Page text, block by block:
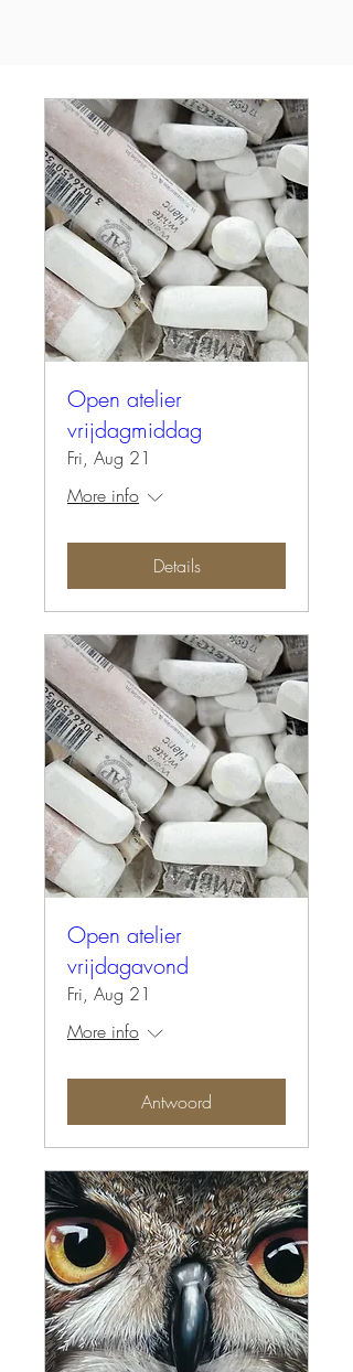
Open atelier
vrijdagmiddag
Fri, Aug 21
More info
Details
Open atelier
vrijdagavond
Fri, Aug 21
More info
Antwoord